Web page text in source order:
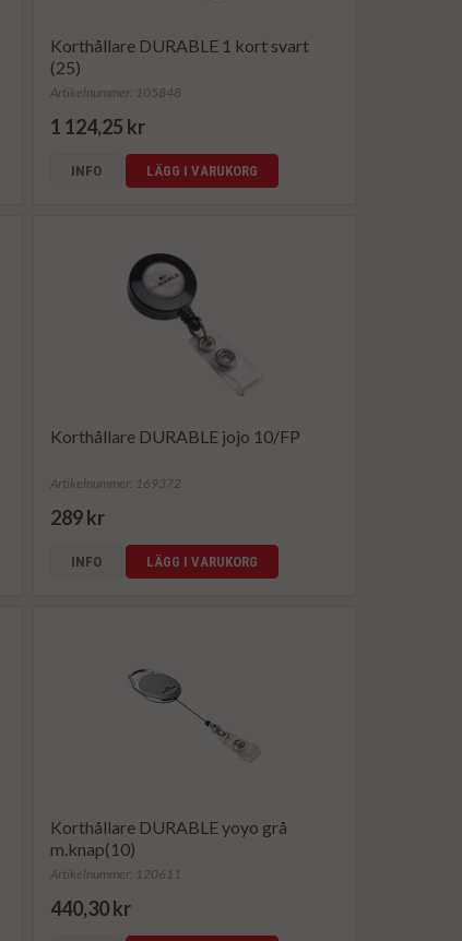
Korthållare DURABLE 1 kort svart
(25)
Artikelnummer: 105848
1 124,25 kr
INFO LÄGG I VARUKORG
Korthållare DURABLE jojo 10/FP
Artikelnummer: 169372
289 kr
INFO LÄGG I VARUKORG
Korthållare DURABLE yoyo grå
m.knap(10)
Artikelnummer: 120611
440,30 kr